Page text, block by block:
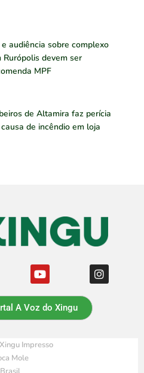
audiência sobre complexo
devem ser
MPF
de Altamira faz perícia
de incêndio em loja
A Voz do Xingu
Impresso
Mole